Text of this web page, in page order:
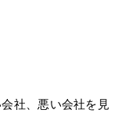
社、悪い会社を見